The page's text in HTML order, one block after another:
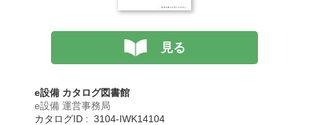
見る
e設備 カタログ図書館
e設備 運営事務局
カタログID : 3104-IWK14104